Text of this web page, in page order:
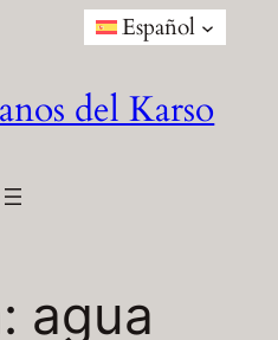
Español
del Karso
agua